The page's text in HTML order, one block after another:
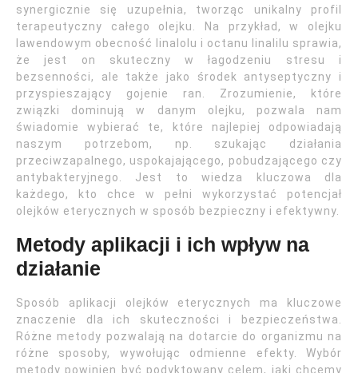
synergicznie się uzupełnia, tworząc unikalny profil
terapeutyczny całego olejku. Na przykład, w olejku
lawendowym obecność linalolu i octanu linalilu sprawia,
że jest on skuteczny w łagodzeniu stresu i
bezsenności, ale także jako środek antyseptyczny i
przyspieszający gojenie ran. Zrozumienie, które
związki dominują w danym olejku, pozwala nam
świadomie wybierać te, które najlepiej odpowiadają
naszym potrzebom, np. szukając działania
przeciwzapalnego, uspokajającego, pobudzającego czy
antybakteryjnego. Jest to wiedza kluczowa dla
każdego, kto chce w pełni wykorzystać potencjał
olejków eterycznych w sposób bezpieczny i efektywny.
Metody aplikacji i ich wpływ na
działanie
Sposób aplikacji olejków eterycznych ma kluczowe
znaczenie dla ich skuteczności i bezpieczeństwa.
Różne metody pozwalają na dotarcie do organizmu na
różne sposoby, wywołując odmienne efekty. Wybór
metody powinien być podyktowany celem, jaki chcemy